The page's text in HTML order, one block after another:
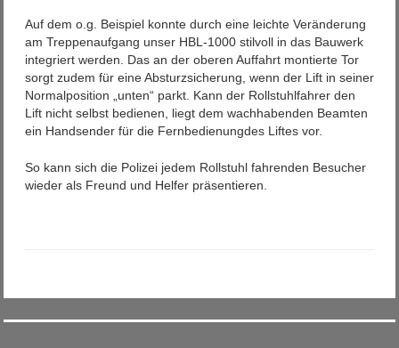
Auf dem o.g. Beispiel konnte durch eine leichte Veränderung
am Treppenaufgang unser HBL-1000 stilvoll in das Bauwerk
integriert werden. Das an der oberen Auffahrt montierte Tor
sorgt zudem für eine Absturzsicherung, wenn der Lift in seiner
Normalposition „unten“ parkt. Kann der Rollstuhlfahrer den
Lift nicht selbst bedienen, liegt dem wachhabenden Beamten
ein Handsender für die Fernbedienungdes Liftes vor.
So kann sich die Polizei jedem Rollstuhl fahrenden Besucher
wieder als Freund und Helfer präsentieren.